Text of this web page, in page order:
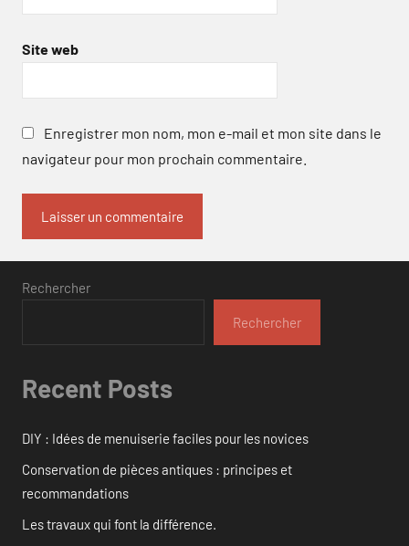
Site web
Enregistrer mon nom, mon e-mail et mon site dans le
navigateur pour mon prochain commentaire.
Rechercher
Rechercher
Recent Posts
DIY : Idées de menuiserie faciles pour les novices
Conservation de pièces antiques : principes et
recommandations
Les travaux qui font la différence.